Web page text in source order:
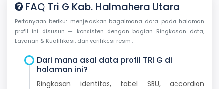
FAQ Tri G Kab. Halmahera Utara
Pertanyaan berikut menjelaskan bagaimana data pada halaman
profil ini disusun — konsisten dengan bagian Ringkasan data,
Layanan & Kualifikasi, dan verifikasi resmi.
Dari mana asal data profil TRI G di
halaman ini?
Ringkasan identitas, tabel SBU, accordion